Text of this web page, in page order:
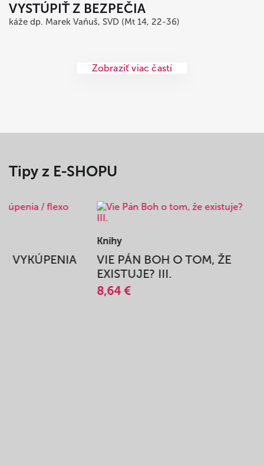
VYSTÚPIŤ Z BEZPEČIA
káže dp. Marek Vaňuš, SVD (Mt 14, 22-36)
Zobraziť viac častí
Tipy z E-SHOPU
VYKÚPENIA
Knihy
VIE PÁN BOH O TOM, ŽE
EXISTUJE? III.
8,64 €